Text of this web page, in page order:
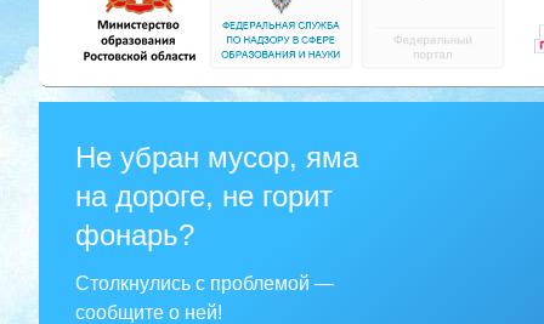
Не убран мусор, яма
на дороге, не горит
фонарь?
Столкнулись с проблемой —
сообщите о ней!